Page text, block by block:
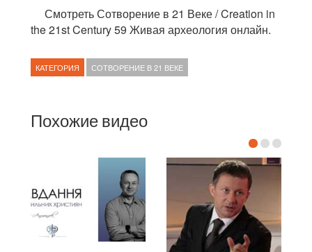
Смотреть Сотворение в 21 Веке / Creation in
the 21st Century 59 Живая археология онлайн.
КАТЕГОРИЯ СОТВОРЕНИЕ В 21 ВЕКЕ
Похожие видео